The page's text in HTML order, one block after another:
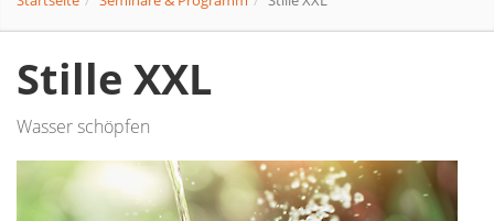
Stille XXL
Wasser schöpfen